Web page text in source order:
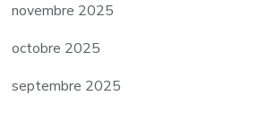
novembre 2025
octobre 2025
septembre 2025